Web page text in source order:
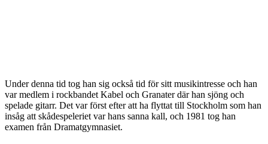
Under denna tid tog han sig också tid för sitt musikintresse och han
var medlem i rockbandet Kabel och Granater där han sjöng och
spelade gitarr. Det var först efter att ha flyttat till Stockholm som han
insåg att skådespeleriet var hans sanna kall, och 1981 tog han
examen från Dramatgymnasiet.